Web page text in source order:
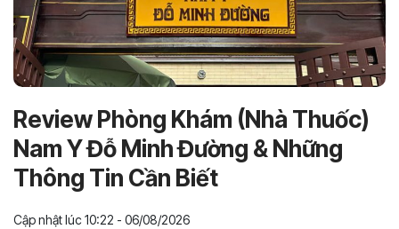
Review Phòng Khám (Nhà Thuốc)
Nam Y Đỗ Minh Đường & Những
Thông Tin Cần Biết
Cập nhật lúc 10:22 - 06/08/2026